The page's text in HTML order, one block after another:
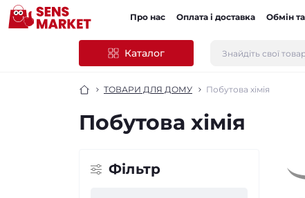
Про нас Оплата і доставка Обмін
Каталог
ТОВАРИ ДЛЯ ДОМУ Побутова хімія
Побутова хімія
Фільтр